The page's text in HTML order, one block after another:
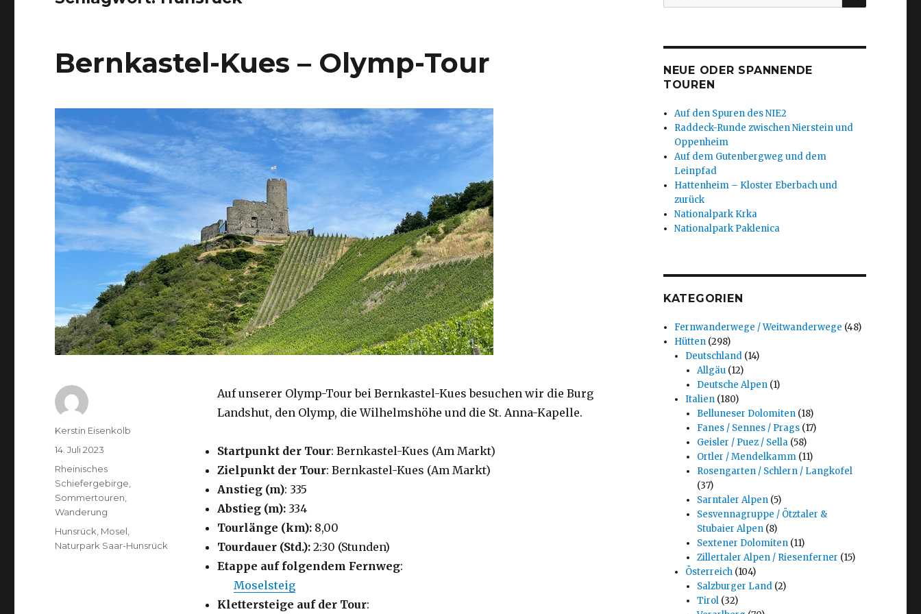
Bernkastel-Kues – Olymp-Tour
Auf unserer Olymp-Tour bei Bernkastel-Kues besuchen wir die Burg
Landshut, den Olymp, die Wilhelmshöhe und die St. Anna-Kapelle.
Startpunkt der Tour: Bernkastel-Kues (Am Markt)
Zielpunkt der Tour: Bernkastel-Kues (Am Markt)
Anstieg (m): 335
Abstieg (m):334
Tourlänge (km): 8,00
Tourdauer (Std.):2:30 (Stunden)
Etappe auf folgendem Fernweg:
Moselsteig
Klettersteige auf der Tour:
Autor
Kerstin Eisenkolb
Veröffentlicht
am
14. Juli 2023
Kategorien
Rheinisches
Schiefergebirge
Sommertouren
Wanderung
Schlagwörter
Hunsrück Mosel
Naturpark Saar-Hunsrück
nach:
NEUE ODER SPANNENDE
TOUREN
Auf den Spuren des NIE2
Raddeck-Runde zwischen Nierstein und
Oppenheim
Auf dem Gutenbergweg und dem
Leinpfad
Hattenheim – Kloster Eberbach und
zurück
Nationalpark Krka
Nationalpark Paklenica
KATEGORIEN
Fernwanderwege / Weitwanderwege (48)
Hütten (298)
Deutschland (14)
Allgäu(12)
Deutsche Alpen(1)
Italien (180)
Belluneser Dolomiten(18)
Fanes / Sennes / Prags(17)
Geisler / Puez / Sella(58)
Ortler / Mendelkamm(11)
Rosengarten / Schlern / Langkofel
(37)
Sarntaler Alpen(5)
Sesvennagruppe / Ötztaler &
Stubaier Alpen(8)
Sextener Dolomiten(11)
Zillertaler Alpen / Riesenferner (15)
Österreich (104)
Salzburger Land(2)
Tirol(32)